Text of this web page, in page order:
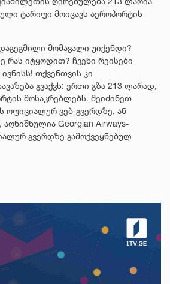
ტარიფი მოიცავს აეროპორტის
მომავალი უიქენდი?
რას იტყოდით? ჩვენი რეისები
თქვენთვის კი
გვაქვს: ერთი გზა 213 ლარად,
მოსაკრებლებს. შეიძინეთ
ოფიციალურ ვებ-გვერდზე, ან
აღნიშნულია Georgian Airways-
გვერდზე გამოქვეყნებულ